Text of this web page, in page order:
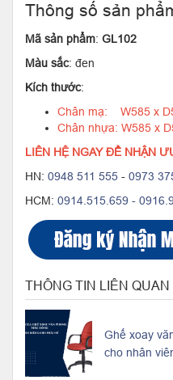
Thông số sản
Mã sản phẩm: GL102
Màu sắc: đen
Kích thước:
Chân mạ: W585 x
Chân nhựa: W585 x
LIÊN HỆ NGAY ĐỂ NHẬN
HN: 0948 511 555 - 0973
HCM: 0914.515.659 -
THÔNG TIN LIÊN QUAN
Ghế xoay
cho nhân